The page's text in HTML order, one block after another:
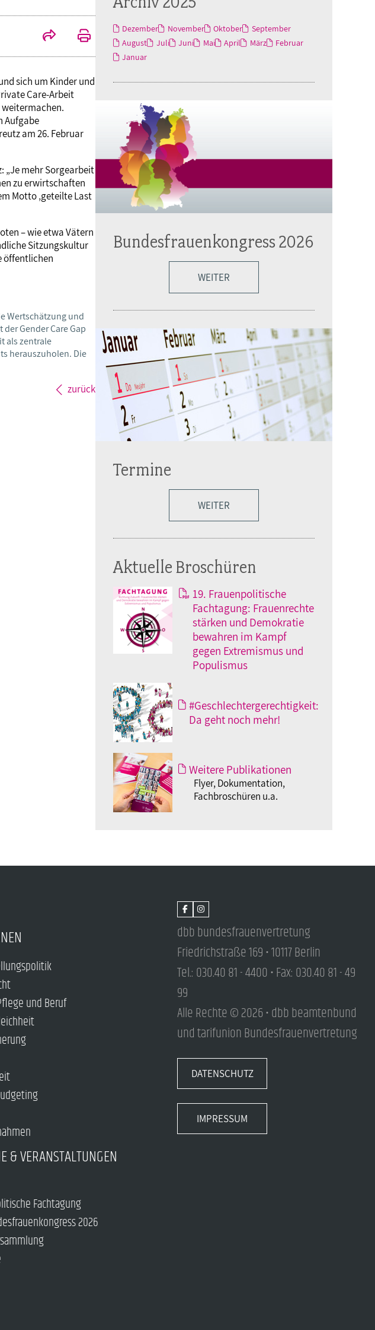
sich um Kinder und
Care-Arbeit
Aufgabe
am 26. Februar
„Je mehr Sorgearbeit
zu erwirtschaften
Motto ‚geteilte Last
– wie etwa Vätern
Sitzungskultur
öffentlichen
Wertschätzung und
Gender Care Gap
als zentrale
herauszuholen. Die
zurück
Dezember November Oktober
September
August
Juli Juni Mai April März
Februar
Januar
Bundesfrauenkongress 2026
WEITER
Termine
WEITER
Aktuelle Broschüren
19. Frauenpolitische
Fachtagung: Frauenrechte
stärken und Demokratie
bewahren im Kampf
gegen Extremismus und
Populismus
#Geschlechtergerechtigkeit:
Da geht noch mehr!
Weitere Publikationen
Flyer, Dokumentation,
Fachbroschüren u.a.
und Beruf
& VERANSTALTUNGEN
Fachtagung
2026
dbb bundesfrauenvertretung
Friedrichstraße 169 • 10117 Berlin
Tel.: 030.40 81 - 4400 • Fax: 030.40 81 - 49
99
Alle Rechte © 2026 • dbb beamtenbund
und tarifunion Bundesfrauenvertretung
DATENSCHUTZ
IMPRESSUM